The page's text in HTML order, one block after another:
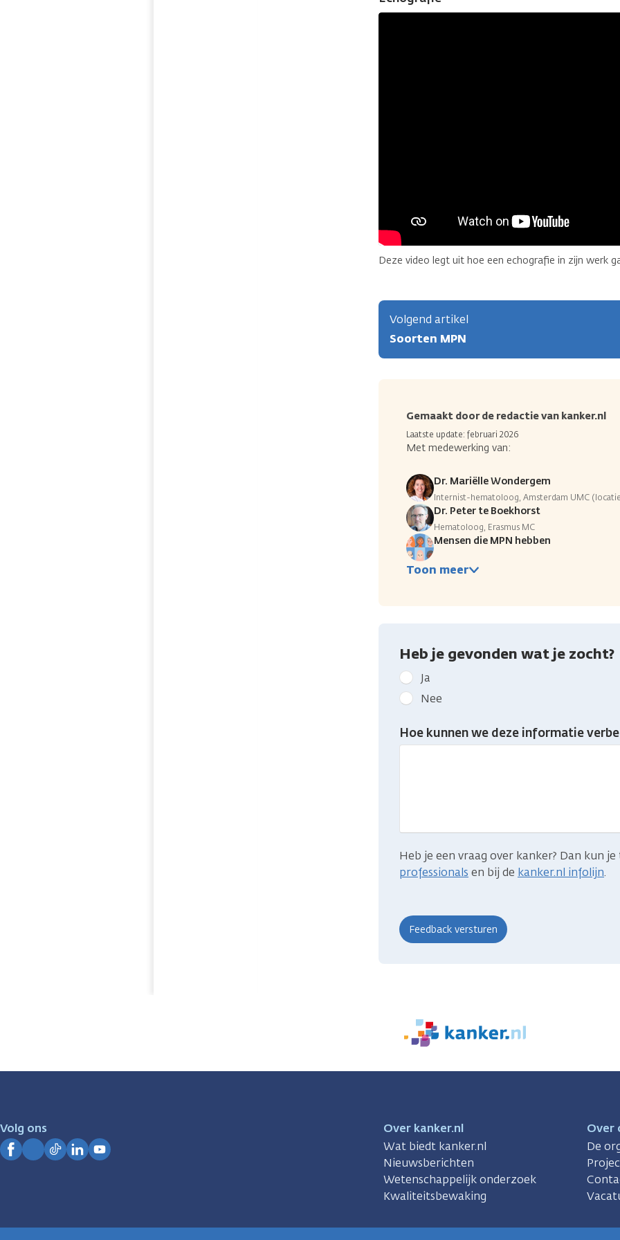
Deze video legt uit hoe een echografie in zijn werk
Volgend artikel
Soorten MPN
Gemaakt door de redactie van kanker.nl
Laatste update: februari 2026
Met medewerking van:
Dr. Mariëlle Wondergem
Internist-hematoloog, Amsterdam UMC
Dr. Peter te Boekhorst
Hematoloog, Erasmus MC
Mensen die MPN hebben
Toon meer
Heb je gevonden wat je zocht?
Geef
kanker.nl
feedback:
Heb
je
Ja
Nee
Hoe kunnen we deze informatie
Heb je een vraag over kanker? Dan kun
professionals en bij de kanker.nl infolijn.
We
er
Volg ons
Over kanker.nl
Wat biedt kanker.nl
Nieuwsberichten
Wetenschappelijk onderzoek
Kwaliteitsbewaking
Over
De